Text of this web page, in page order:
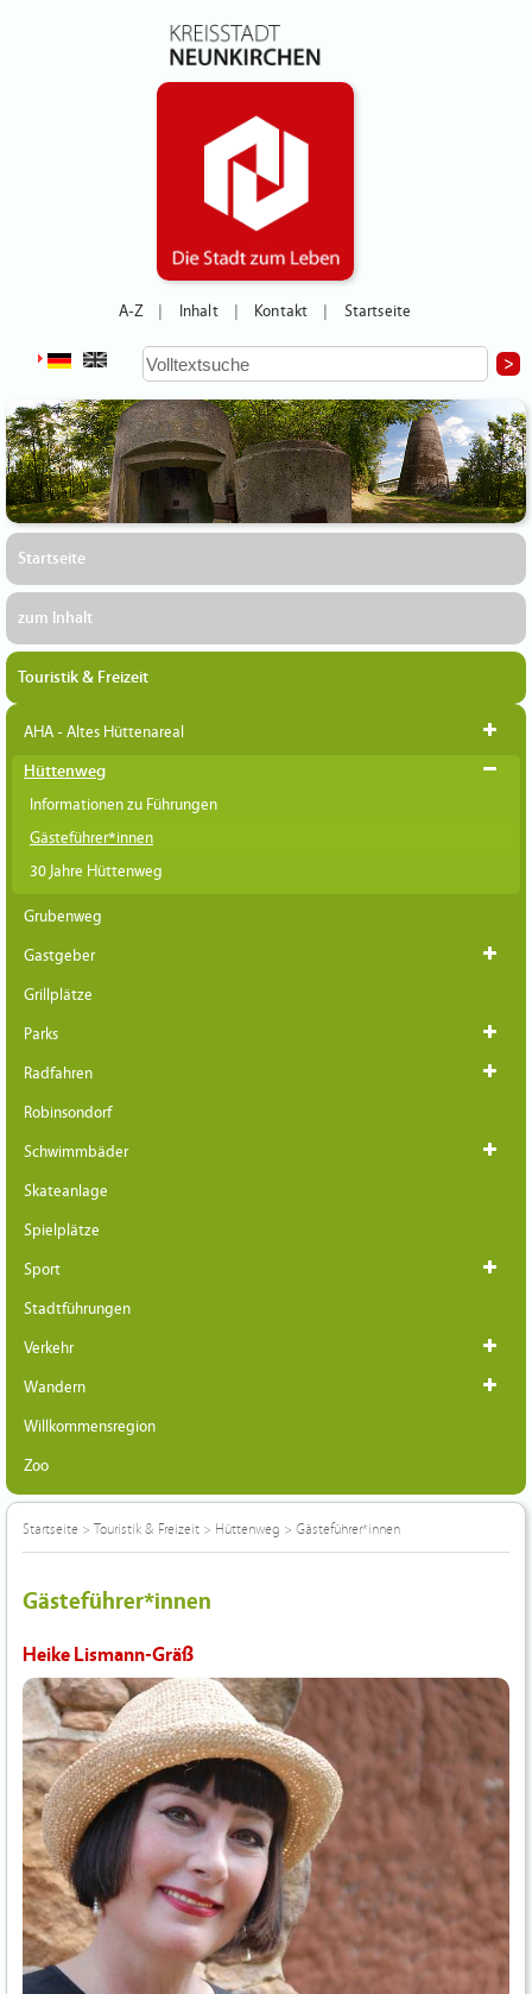
A-Z Inhalt Kontakt Startseite
Startseite
zum Inhalt
Touristik & Freizeit
AHA - Altes Hüttenareal
Hüttenweg
Informationen zu Führungen
Gästeführer*innen
30 Jahre Hüttenweg
Grubenweg
Gastgeber
Grillplätze
Parks
Radfahren
Robinsondorf
Schwimmbäder
Skateanlage
Spielplätze
Sport
Stadtführungen
Verkehr
Wandern
Willkommensregion
Zoo
Startseite > Touristik & Freizeit > Hüttenweg > Gästeführer*innen
Gästeführer*innen
Heike Lismann-Gräß